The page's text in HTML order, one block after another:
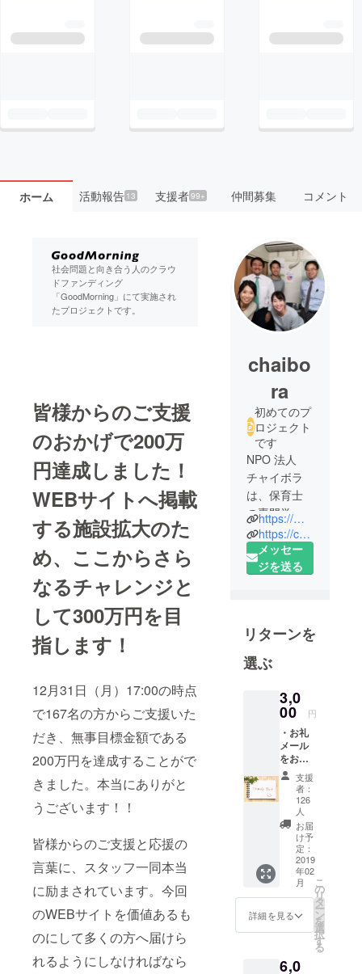
ホーム 活動報告13 支援者99+ 仲間募集 コメント
社会問題と向き合う人のクラウ
ドファンディング
「GoodMorning」にて実施され
たプロジェクトです。
皆様からのご支援
のおかげで200万
円達成しました！
WEBサイトへ掲載
する施設拡大のた
め、ここからさら
なるチャレンジと
して300万円を目
指します！
12月31日（月）17:00の時点
で167名の方からご支援いた
だき、無事目標金額である
200万円を達成することがで
きました。本当にありがと
うございます！！
皆様からのご支援と応援の
言葉に、スタッフ一同本当
に励まされています。今回
のWEBサイトを価値あるも
のにして多くの方へ届けら
れるようにしなければなら
chaibo
ra
初めてのプ
ロジェクト
です
NPO 法人
チャイボラ
は、保育士
の専門学生
が中心に立
ち上がった
団体です。
だり、社会
的養護の現
状を正しく
発信するこ
とで職員を
増やし、長
く働ける環
境を職員さ
んと共に作
ることで、
「子どもた
ち一人ひと
りが大切に
育てられる
世の中」を
目指しま
す。
https://m.facebook.com/chaibora.4children/
https://chaibora.org
メッセー
ジを送る
リターンを
選ぶ
3,0
00 円
・お礼
メール
をお送
りしま
す。支援
者：
126
人
お届
け予
定：
2019
年02
月
詳細を見る
こ
の
リ
タ
ー
ン
を
選
択
す
る
6,0